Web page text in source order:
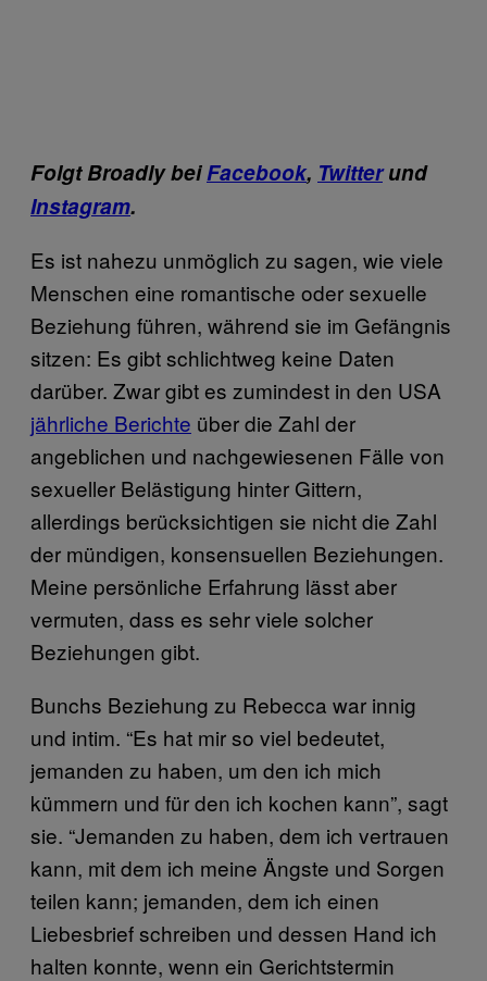
Folgt Broadly beiFacebook, Twitterund
Instagram.
Es ist nahezu unmöglich zu sagen, wie viele
Menschen eine romantische oder sexuelle
Beziehung führen, während sie im Gefängnis
sitzen: Es gibt schlichtweg keine Daten
darüber. Zwar gibt es zumindest in den USA
jährliche Berichte über die Zahl der
angeblichen und nachgewiesenen Fälle von
sexueller Belästigung hinter Gittern,
allerdings berücksichtigen sie nicht die Zahl
der mündigen, konsensuellen Beziehungen.
Meine persönliche Erfahrung lässt aber
vermuten, dass es sehr viele solcher
Beziehungen gibt.
Bunchs Beziehung zu Rebecca war innig
und intim. “Es hat mir so viel bedeutet,
jemanden zu haben, um den ich mich
kümmern und für den ich kochen kann”, sagt
sie. “Jemanden zu haben, dem ich vertrauen
kann, mit dem ich meine Ängste und Sorgen
teilen kann; jemanden, dem ich einen
Liebesbrief schreiben und dessen Hand ich
halten konnte, wenn ein Gerichtstermin